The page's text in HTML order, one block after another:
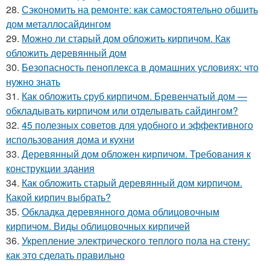
28. Сэкономить на ремонте: как самостоятельно обшить
дом металлосайдингом
29. Можно ли старый дом обложить кирпичом. Как
обложить деревянный дом
30. Безопасность пеноплекса в домашних условиях: что
нужно знать
31. Как обложить сруб кирпичом. Бревенчатый дом —
обкладывать кирпичом или отделывать сайдингом?
32. 45 полезных советов для удобного и эффективного
использования дома и кухни
33. Деревянный дом обложен кирпичом. Требования к
конструкции здания
34. Как обложить старый деревянный дом кирпичом.
Какой кирпич выбрать?
35. Обкладка деревянного дома облицовочным
кирпичом. Виды облицовочных кирпичей
36. Укрепление электрического теплого пола на стену:
как это сделать правильно